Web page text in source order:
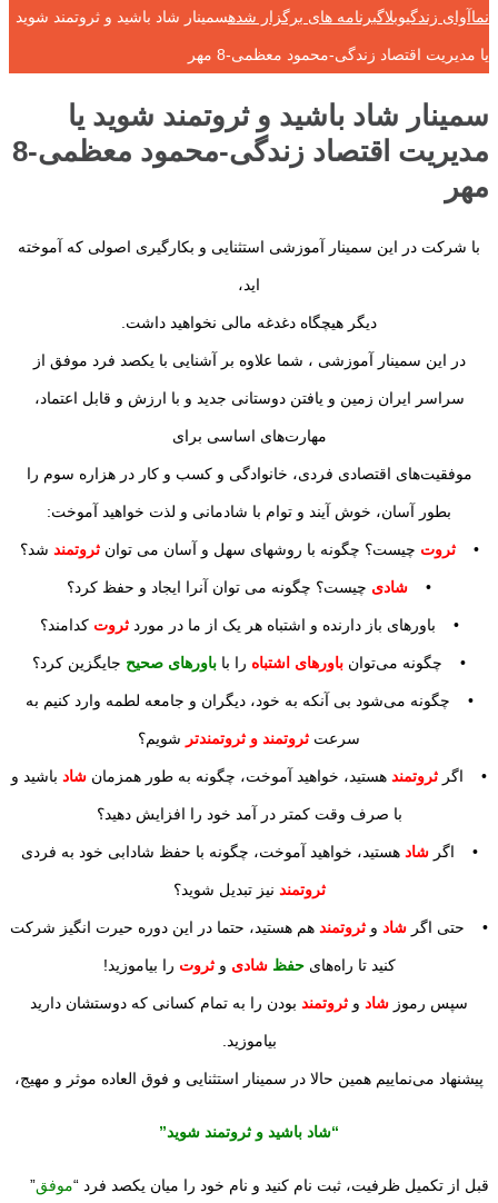
نماآوای زندگیوبلاگبرنامه های برگزار شدهسمینار شاد باشید و ثروتمند شوید
یا مدیریت اقتصاد زندگی-محمود معظمی-8 مهر
سمینار شاد باشید و ثروتمند شوید یا
مدیریت اقتصاد زندگی-محمود معظمی-8
مهر
با شرکت در این سمینار آموزشی استثنایی و بکارگیری اصولی که آموخته
اید،
دیگر هیچگاه دغدغه مالی نخواهید داشت.
در این سمینار آموزشی ، شما علاوه بر آشنایی با یکصد فرد موفق از
سراسر ایران زمین و یافتن دوستانی جدید و با ارزش و قابل اعتماد،
مهارت‌های اساسی برای
موفقیت‌های اقتصادی فردی، خانوادگی و کسب و کار در هزاره سوم را
بطور آسان، خوش آیند و توام با شادمانی و لذت خواهید آموخت:
•ثروت چیست؟ چگونه با روشهای سهل و آسان می توانثروتمند شد؟
• شادی چیست؟ چگونه می توان آنرا ایجاد و حفظ کرد؟
• باورهای باز دارنده و اشتباه هر یک از ما در موردثروت کدامند؟
• چگونه می‌توان باورهای اشتباه را با باورهای صحیح جایگزین کرد؟
• چگونه می‌شود بی آنکه به خود، دیگران و جامعه لطمه وارد کنیم به
سرعت ثروتمند و ثروتمندتر شویم؟
• اگر ثروتمند هستید، خواهید آموخت، چگونه به طور همزمان شاد باشید و
با صرف وقت کمتر در آمد خود را افزایش دهید؟
• اگرشاد هستید، خواهید آموخت، چگونه با حفظ شادابی خود به فردی
ثروتمند نیز تبدیل شوید؟
• حتی اگر شاد و ثروتمند هم هستید، حتما در این دوره حیرت انگیز شرکت
کنید تا راه‌هایحفظ شادی وثروت را بیاموزید!
سپس رموز شاد و ثروتمند بودن را به تمام کسانی که دوستشان دارید
بیاموزید.
پیشنهاد می‌نماییم همین حالا در سمینار استثنایی و فوق العاده موثر و مهیج،
“شاد باشید و ثروتمند شوید”
قبل از تکمیل ظرفیت، ثبت نام کنید و نام خود را میان یکصد فرد “موفق”